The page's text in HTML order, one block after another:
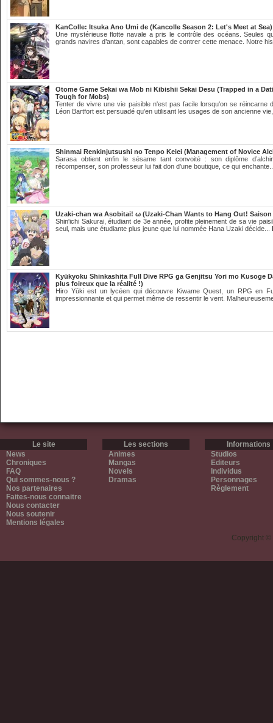
KanColle: Itsuka Ano Umi de (Kancolle Season 2: Let's Meet at Sea)
Une mystérieuse flotte navale a pris le contrôle des océans. Seules
grands navires d’antan, sont capables de contrer cette menace. Notre
Otome Game Sekai wa Mob ni Kibishii Sekai Desu (Trapped in a
Tough for Mobs)
Tenter de vivre une vie paisible n'est pas facile lorsqu'on se réincarne
Léon Bartfort est persuadé qu’en utilisant les usages de son ancienne
Shinmai Renkinjutsushi no Tenpo Keiei (Management of Novice
Sarasa obtient enfin le sésame tant convoité : son diplôme
récompenser, son professeur lui fait don d’une boutique, ce qui
Uzaki-chan wa Asobitai! ω (Uzaki-Chan Wants to Hang Out! Saison
Shin'ichi Sakurai, étudiant de 3e année, profite pleinement de sa vie
seul, mais une étudiante plus jeune que lui nommée Hana Uzaki décide...
Kyūkyoku Shinkashita Full Dive RPG ga Genjitsu Yori mo Kusoge
plus foireux que la réalité !)
Hiro Yūki est un lycéen qui découvre Kiwame Quest, un RPG en
impressionnante et qui permet même de ressentir le vent.
Le site
News
Chroniques
FAQ
Qui sommes-nous ?
Nos partenaires
Faites-nous connaitre
Nous contacter
Nous soutenir
Mentions légales
Les sections
Animes
Mangas
Novels
Dramas
Informations
Studios
Editeurs
Individus
Personnages
Règlement
Copyright ©